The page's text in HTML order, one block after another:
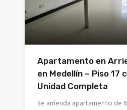
Apartamento en
en Medellín – Piso 17
Unidad Completa
Se arrienda apartamento de